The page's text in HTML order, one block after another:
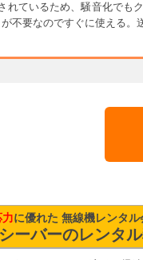
れているため、騒音化でも
不要なのですぐに使える。
に優れた 無線機レンタル
ーバーのレンタ